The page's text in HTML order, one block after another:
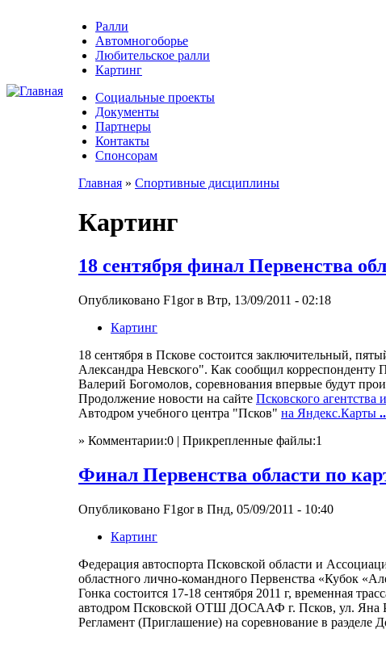
Ралли
Автомногоборье
Любительское ралли
Картинг
Социальные проекты
Документы
Партнеры
Контакты
Спонсорам
Главная » Спортивные дисциплины
Картинг
18 сентября финал Первенства
Опубликовано F1gor в Втр, 13/09/2011 - 02:18
Картинг
18 сентября в Пскове состоится заключительный,
Александра Невского". Как сообщил корреспонденту
Валерий Богомолов, соревнования впервые будут
Продолжение новости на сайте Псковского агентства
Автодром учебного центра "Псков" на Яндекс.Карты
» Комментарии:0 | Прикрепленные файлы:1
Финал Первенства области по
Опубликовано F1gor в Пнд, 05/09/2011 - 10:40
Картинг
Федерация автоспорта Псковской области и
областного лично-командного Первенства «Кубок
Гонка состоится 17-18 сентября 2011 г, временная
автодром Псковской ОТШ ДОСААФ г. Псков, ул. Яна
Регламент (Приглашение) на соревнование в раэделе